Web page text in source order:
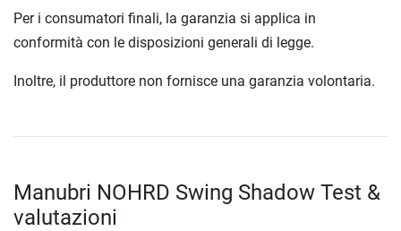
Per i consumatori finali, la garanzia si applica in
conformità con le disposizioni generali di legge.
Inoltre, il produttore non fornisce una garanzia volontaria.
Manubri NOHRD Swing Shadow Test &
valutazioni